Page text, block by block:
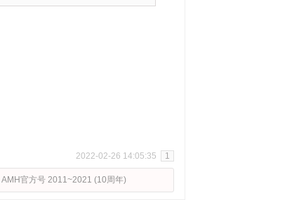
2022-02-26 14:05:35 1
AMH官方号 2011~2021 (10周年)